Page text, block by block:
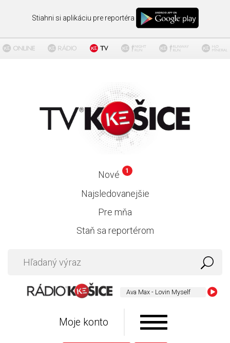
Stiahni si aplikáciu pre reportéra
Nové 1
Najsledovanejšie
Pre mňa
Staň sa reportérom
Ava Max - Lovin Myself
Moje konto